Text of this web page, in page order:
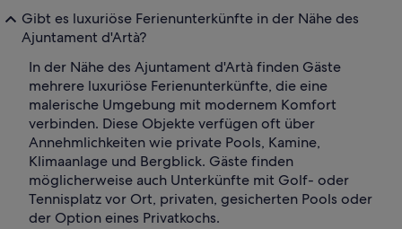
Gibt es luxuriöse Ferienunterkünfte in der Nähe des
Ajuntament d'Artà?
In der Nähe des Ajuntament d'Artà finden Gäste
mehrere luxuriöse Ferienunterkünfte, die eine
malerische Umgebung mit modernem Komfort
verbinden. Diese Objekte verfügen oft über
Annehmlichkeiten wie private Pools, Kamine,
Klimaanlage und Bergblick. Gäste finden
möglicherweise auch Unterkünfte mit Golf- oder
Tennisplatz vor Ort, privaten, gesicherten Pools oder
der Option eines Privatkochs.